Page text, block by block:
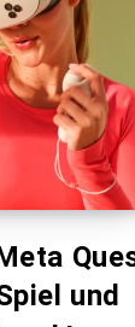
und